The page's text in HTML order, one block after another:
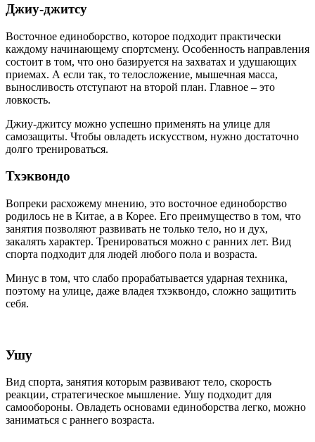
Джиу-джитсу
Восточное единоборство, которое подходит практически
каждому начинающему спортсмену. Особенность направления
состоит в том, что оно базируется на захватах и удушающих
приемах. А если так, то телосложение, мышечная масса,
выносливость отступают на второй план. Главное – это
ловкость.
Джиу-джитсу можно успешно применять на улице для
самозащиты. Чтобы овладеть искусством, нужно достаточно
долго тренироваться.
Тхэквондо
Вопреки расхожему мнению, это восточное единоборство
родилось не в Китае, а в Корее. Его преимущество в том, что
занятия позволяют развивать не только тело, но и дух,
закалять характер. Тренироваться можно с ранних лет. Вид
спорта подходит для людей любого пола и возраста.
Минус в том, что слабо прорабатывается ударная техника,
поэтому на улице, даже владея тхэквондо, сложно защитить
себя.
Ушу
Вид спорта, занятия которым развивают тело, скорость
реакции, стратегическое мышление. Ушу подходит для
самообороны. Овладеть основами единоборства легко, можно
заниматься с раннего возраста.